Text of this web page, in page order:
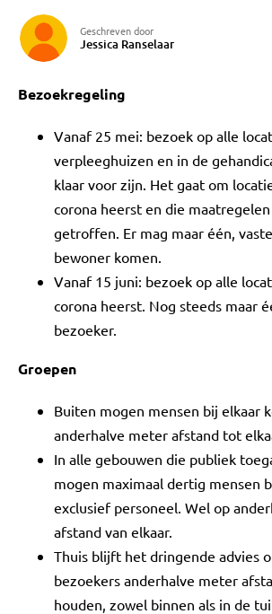
Geschreven door
Jessica Ranselaar
Bezoekregeling
Vanaf 25 mei: bezoek op alle
verpleeghuizen en in de
klaar voor zijn. Het gaat om
corona heerst en die
getroffen. Er mag maar één,
bewoner komen.
Vanaf 15 juni: bezoek op alle
corona heerst. Nog steeds maar
bezoeker.
Groepen
Buiten mogen mensen bij elkaar
anderhalve meter afstand tot
In alle gebouwen die publiek
mogen maximaal dertig mensen
exclusief personeel. Wel op
afstand van elkaar.
Thuis blijft het dringende advies
bezoekers anderhalve meter
houden, zowel binnen als in de